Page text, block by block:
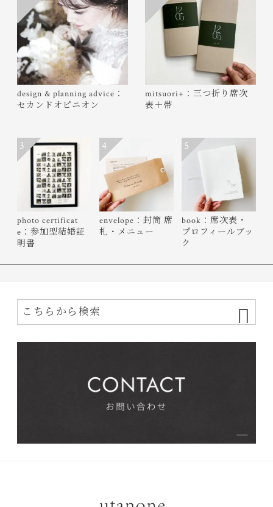
design & planning advice：
セカンドオピニオン
mitsuori+：三つ折り席次
表＋帯
photo certificat
e：参加型結婚証
明書
3
envelope：封筒 席
札・メニュー
4
book：席次表・
プロフィールブッ
ク
5